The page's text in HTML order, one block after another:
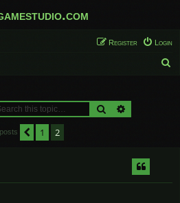
Login
Register
Search
Previous
1 2